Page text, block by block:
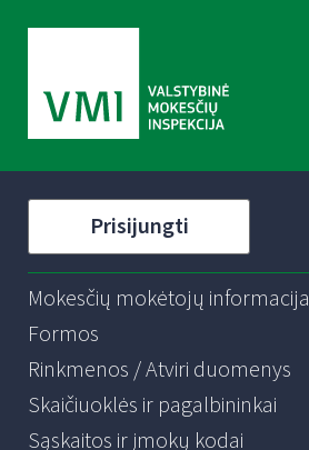
Prisijungti
Mokesčių mokėtojų informacija
Formos
Rinkmenos / Atviri duomenys
Skaičiuoklės ir pagalbininkai
Sąskaitos ir įmokų kodai